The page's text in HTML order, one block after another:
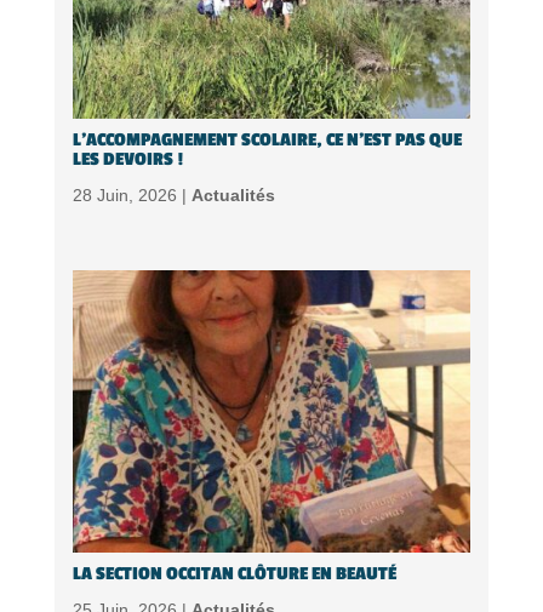
L’ACCOMPAGNEMENT SCOLAIRE, CE N’EST PAS QUE
LES DEVOIRS !
28 Juin, 2026 | Actualités
LA SECTION OCCITAN CLÔTURE EN BEAUTÉ